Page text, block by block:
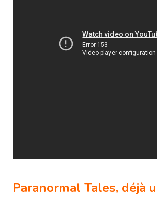
Paranormal Tales, déjà